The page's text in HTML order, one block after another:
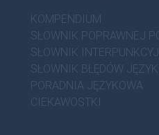
KOMPENDIUM
SŁOWNIK POPRAWNEJ
SŁOWNIK
SŁOWNIK BŁĘDÓW
PORADNIA JĘZYKOWA
CIEKAWOSTKI